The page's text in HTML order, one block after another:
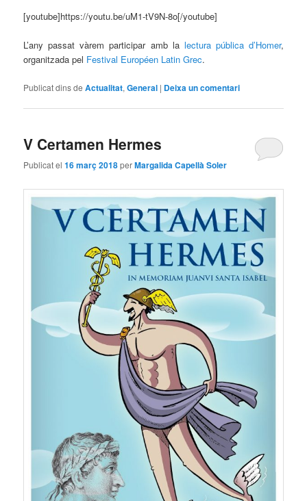
[youtube]https://youtu.be/uM1-tV9N-8o[/youtube]
L’any passat vàrem participar amb la lectura pública d’Homer,
organitzada pel Festival Européen Latin Grec.
Publicat dins de Actualitat,General | Deixa un comentari
V Certamen Hermes
Publicat el16 març 2018perMargalida Capellà Soler